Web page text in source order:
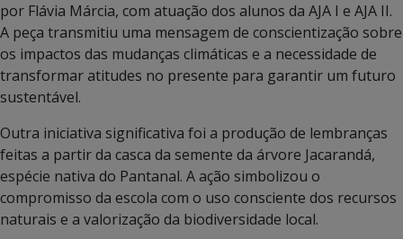
por Flávia Márcia, com atuação dos alunos da AJA I e AJA II.
A peça transmitiu uma mensagem de conscientização sobre
os impactos das mudanças climáticas e a necessidade de
transformar atitudes no presente para garantir um futuro
sustentável.
Outra iniciativa significativa foi a produção de lembranças
feitas a partir da casca da semente da árvore Jacarandá,
espécie nativa do Pantanal. A ação simbolizou o
compromisso da escola com o uso consciente dos recursos
naturais e a valorização da biodiversidade local.